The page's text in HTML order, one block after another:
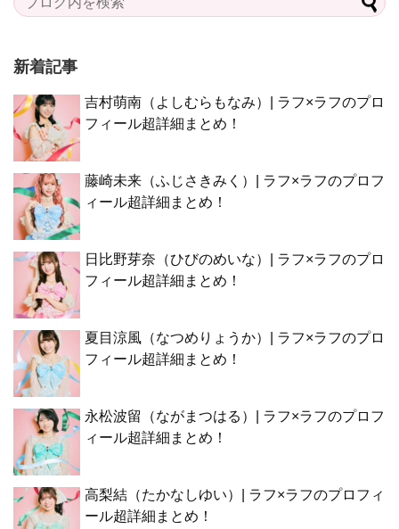
新着記事
吉村萌南（よしむらもなみ）| ラフ×ラフのプロ
フィール超詳細まとめ！
藤崎未来（ふじさきみく）| ラフ×ラフのプロフ
ィール超詳細まとめ！
日比野芽奈（ひびのめいな）| ラフ×ラフのプロ
フィール超詳細まとめ！
夏目涼風（なつめりょうか）| ラフ×ラフのプロ
フィール超詳細まとめ！
永松波留（ながまつはる）| ラフ×ラフのプロフ
ィール超詳細まとめ！
高梨結（たかなしゆい）| ラフ×ラフのプロフィ
ール超詳細まとめ！